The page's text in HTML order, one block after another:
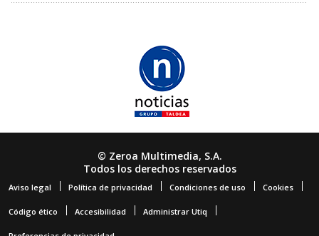
© Zeroa Multimedia, S.A.
Todos los derechos reservados
Aviso legal Política de privacidad Condiciones de uso Cookies
Código ético Accesibilidad Administrar Utiq